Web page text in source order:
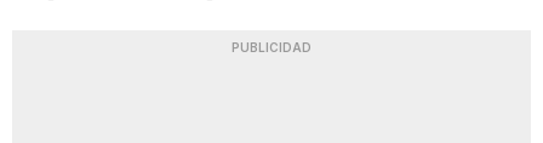
PUBLICIDAD